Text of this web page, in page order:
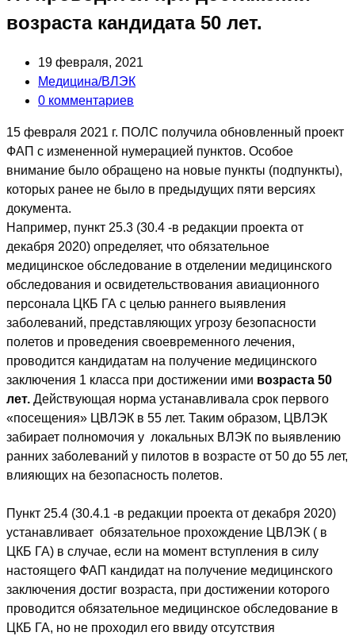
возраста кандидата 50 лет.
Запись
опубликована:
19 февраля, 2021
Post
category:
Медицина/ВЛЭК
Post
0 комментариев
15 февраля 2021 г. ПОЛС получила обновленный проект
ФАП с измененной нумерацией пунктов. Особое
внимание было обращено на новые пункты (подпункты),
которых ранее не было в предыдущих пяти версиях
документа.
Например, пункт 25.3 (30.4 -в редакции проекта от
декабря 2020) определяет, что обязательное
медицинское обследование в отделении медицинского
обследования и освидетельствования авиационного
персонала ЦКБ ГА с целью раннего выявления
заболеваний, представляющих угрозу безопасности
полетов и проведения своевременного лечения,
проводится кандидатам на получение медицинского
заключения 1 класса при достижении ими возраста 50
лет. Действующая норма устанавливала срок первого
«посещения» ЦВЛЭК в 55 лет. Таким образом, ЦВЛЭК
забирает полномочия у локальных ВЛЭК по выявлению
ранних заболеваний у пилотов в возрасте от 50 до 55 лет,
влияющих на безопасность полетов.
Пункт 25.4 (30.4.1 -в редакции проекта от декабря 2020)
устанавливает обязательное прохождение ЦВЛЭК ( в
ЦКБ ГА) в случае, если на момент вступления в силу
настоящего ФАП кандидат на получение медицинского
заключения достиг возраста, при достижении которого
проводится обязательное медицинское обследование в
ЦКБ ГА, но не проходил его ввиду отсутствия